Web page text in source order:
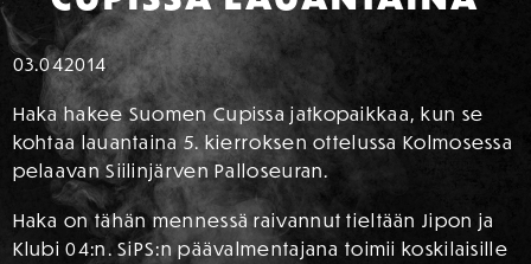
03.042014
Haka hakee Suomen Cupissa jatkopaikkaa, kun se
kohtaa lauantaina 5. kierroksen ottelussa Kolmosessa
pelaavan Siilinjärven Palloseuran.
Haka on tähän mennessä raivannut tieltään Jipon ja
Klubi 04:n. SiPS:n päävalmentajana toimii koskilaisille